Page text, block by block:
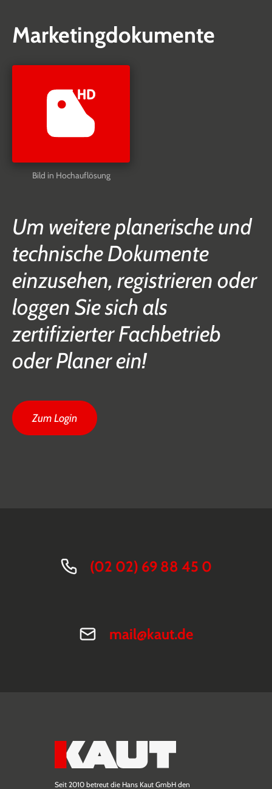
Marketingdokumente
Bild in Hochauflösung
Um weitere planerische und
technische Dokumente
einzusehen, registrieren oder
loggen Sie sich als
zertifizierter Fachbetrieb
oder Planer ein!
Zum Login
(02 02) 69 88 45 0
mail@kaut.de
Seit 2010 betreut die Hans Kaut GmbH den